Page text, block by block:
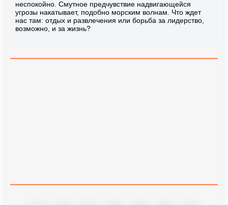
неспокойно. Смутное предчувствие надвигающейся
угрозы накатывает, подобно морским волнам. Что ждет
нас там: отдых и развлечения или борьба за лидерство,
возможно, и за жизнь?